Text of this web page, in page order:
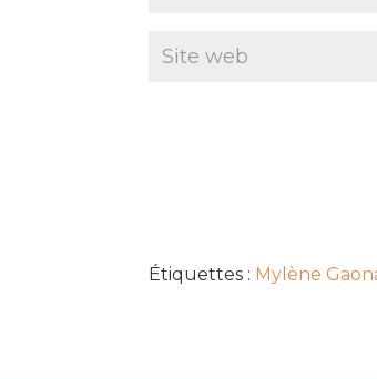
Étiquettes : Mylène